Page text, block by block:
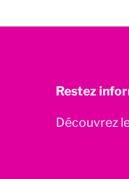
Restez
Découvrez